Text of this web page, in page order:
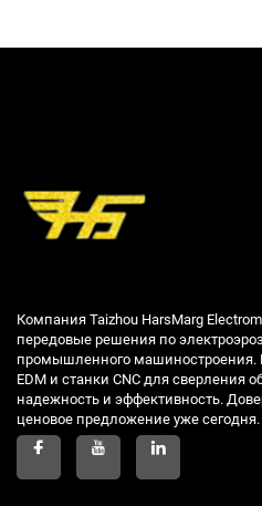
Компания Taizhou HarsMarg
передовые решения по
промышленного машиностроения.
EDM и станки CNC для сверления
надежность и эффективность.
ценовое предложение уже сегодня.